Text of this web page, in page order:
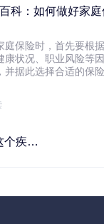
科：如何做好家庭
庭保险时，首先要根
康状况、职业风险等
并据此选择合适的保险
财务预算，确保保险费
投保。
意！